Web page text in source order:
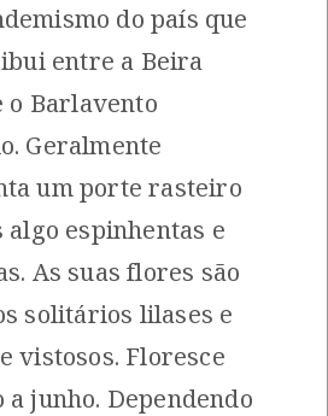
1
Douradinha-grande
Ochlodes sylvanus
[Comum]
Autóctone
Última observação por:
Mónica Rocha
do país que
entre a Beira
Barlavento
Geralmente
um porte rasteiro
algo espinhentas e
As suas flores são
solitários lilases e
vistosos. Floresce
a junho. Dependendo